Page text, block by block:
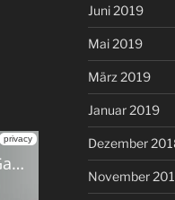
Juni 2019
Mai 2019
März 2019
Januar 2019
Dezember
November